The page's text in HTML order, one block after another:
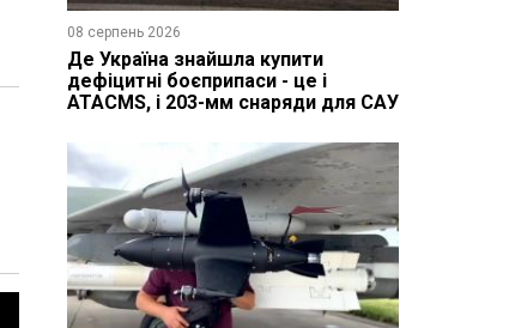
08 серпень 2026
Де Україна знайшла купити
дефіцитні боєприпаси - це і
ATACMS, і 203-мм снаряди для САУ